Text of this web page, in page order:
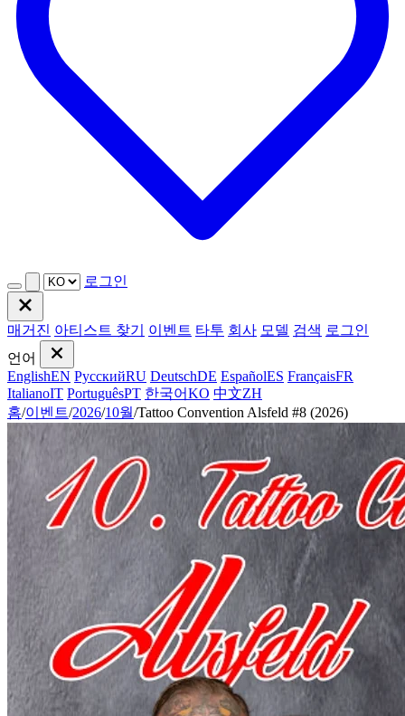
로그인
매거진 아티스트 찾기 이벤트 타투 회사 모델 검색 로그인
언어
EnglishEN РусскийRU DeutschDE EspañolES FrançaisFR
ItalianoIT PortuguêsPT 한국어KO 中文ZH
홈/이벤트/2026/10월/Tattoo Convention Alsfeld #8 (2026)